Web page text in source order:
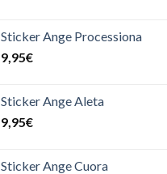
Sticker Ange Processiona
9,95€
Sticker Ange Aleta
9,95€
Sticker Ange Cuora